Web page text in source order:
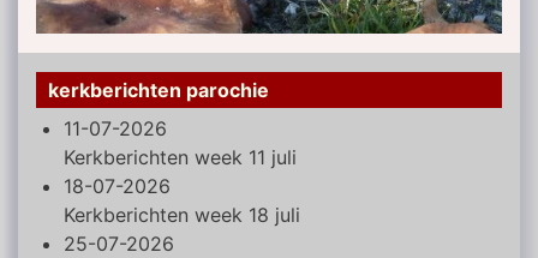
kerkberichten parochie
11-07-2026
Kerkberichten week 11 juli
18-07-2026
Kerkberichten week 18 juli
25-07-2026